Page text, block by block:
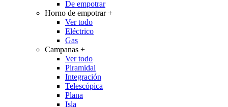
De empotrar
Horno de empotrar+
Ver todo
Eléctrico
Gas
Campanas +
Ver todo
Piramidal
Integración
Telescópica
Plana
Isla